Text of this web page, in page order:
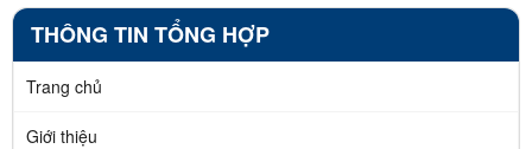
THÔNG TIN TỔNG HỢP
Trang chủ
Giới thiệu